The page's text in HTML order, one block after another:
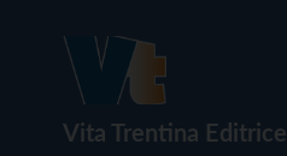
Vita Trentina Editrice